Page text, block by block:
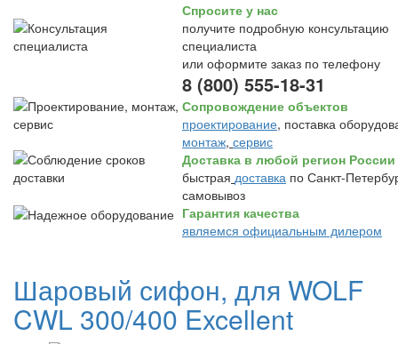
Спросите у нас
получите подробную консультацию
специалиста
или оформите заказ по телефону
8 (800) 555-18-31
Сопровождение объектов
проектирование, поставка
монтаж, сервис
Доставка в любой регион России
быстрая доставка по Санкт-
самовывоз
Гарантия качества
являемся официальным дилером
Шаровый сифон, для WOLF
CWL 300/400 Excellent